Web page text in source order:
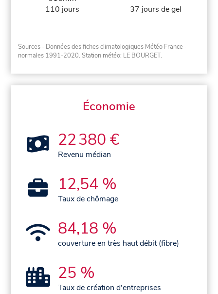
110 jours
37 jours de gel
Sources - Données des fiches climatologiques Météo France ·
normales 1991-2020. Station météo: LE BOURGET.
Économie
22 380 €
Revenu médian
12,54 %
Taux de chômage
84,18 %
couverture en très haut débit (fibre)
25 %
Taux de création d'entreprises